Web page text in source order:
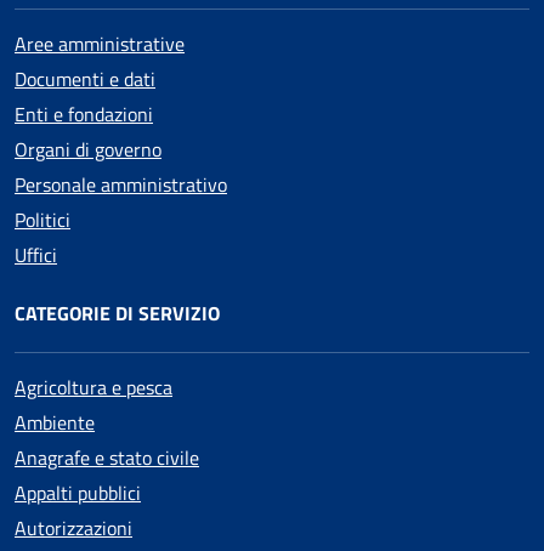
Aree amministrative
Documenti e dati
Enti e fondazioni
Organi di governo
Personale amministrativo
Politici
Uffici
CATEGORIE DI SERVIZIO
Agricoltura e pesca
Ambiente
Anagrafe e stato civile
Appalti pubblici
Autorizzazioni